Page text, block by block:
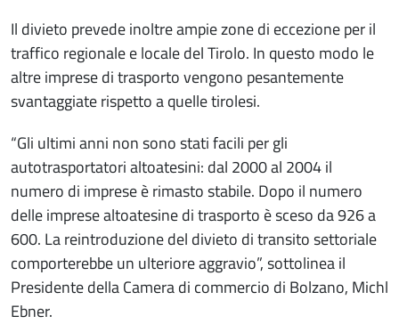
Il divieto prevede inoltre ampie zone di eccezione per il
traffico regionale e locale del Tirolo. In questo modo le
altre imprese di trasporto vengono pesantemente
svantaggiate rispetto a quelle tirolesi.
“Gli ultimi anni non sono stati facili per gli
autotrasportatori altoatesini: dal 2000 al 2004 il
numero di imprese è rimasto stabile. Dopo il numero
delle imprese altoatesine di trasporto è sceso da 926 a
600. La reintroduzione del divieto di transito settoriale
comporterebbe un ulteriore aggravio”, sottolinea il
Presidente della Camera di commercio di Bolzano, Michl
Ebner.